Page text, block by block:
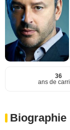
36
ans de
Biographie